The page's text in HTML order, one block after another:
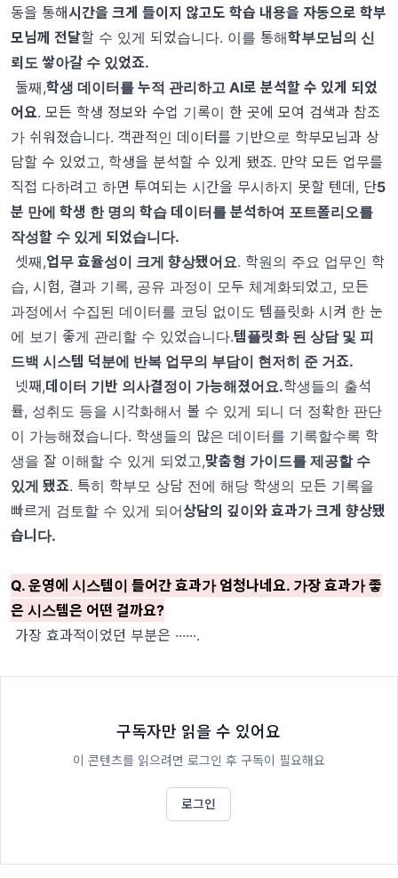
동을 통해시간을 크게 들이지 않고도 학습 내용을 자동으로 학부
모님께 전달할 수 있게 되었습니다. 이를 통해학부모님의 신
뢰도 쌓아갈 수 있었죠.
둘째,학생 데이터를 누적 관리하고 AI로 분석할 수 있게 되었
어요. 모든 학생 정보와 수업 기록이 한 곳에 모여 검색과 참조
가 쉬워졌습니다. 객관적인 데이터를 기반으로 학부모님과 상
담할 수 있었고, 학생을 분석할 수 있게 됐죠. 만약 모든 업무를
직접 다하려고 하면 투여되는 시간을 무시하지 못할 텐데, 단5
분 만에 학생 한 명의 학습 데이터를 분석하여 포트폴리오를
작성할 수 있게 되었습니다.
셋째,업무 효율성이 크게 향상됐어요. 학원의 주요 업무인 학
습, 시험, 결과 기록, 공유 과정이 모두 체계화되었고, 모든
과정에서 수집된 데이터를 코딩 없이도 템플릿화 시켜 한 눈
에 보기 좋게 관리할 수 있었습니다.템플릿화 된 상담 및 피
드백 시스템 덕분에 반복 업무의 부담이 현저히 준 거죠.
넷째,데이터 기반 의사결정이 가능해졌어요.학생들의 출석
률, 성취도 등을 시각화해서 볼 수 있게 되니 더 정확한 판단
이 가능해졌습니다. 학생들의 많은 데이터를 기록할수록 학
생을 잘 이해할 수 있게 되었고,맞춤형 가이드를 제공할 수
있게 됐죠. 특히 학부모 상담 전에 해당 학생의 모든 기록을
빠르게 검토할 수 있게 되어상담의 깊이와 효과가 크게 향상됐
습니다.
Q. 운영에 시스템이 들어간 효과가 엄청나네요. 가장 효과가 좋
은 시스템은 어떤 걸까요?
가장 효과적이었던 부분은 ······.
구독자만 읽을 수 있어요
이 콘텐츠를 읽으려면 로그인 후 구독이 필요해요
로그인